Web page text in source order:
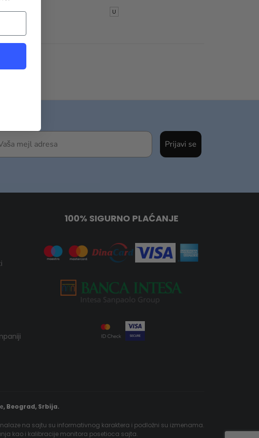
U U
Prijavi se
100% SIGURNO PLAĆANJE
Beograd, Srbija.
na sajtu su informativnog karaktera i podložni su izmenama.
kao i kalibracije monitora posetioca sajta.